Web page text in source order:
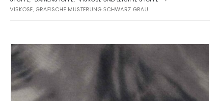
VISKOSE, GRAFISCHE MUSTERUNG SCHWARZ GRAU